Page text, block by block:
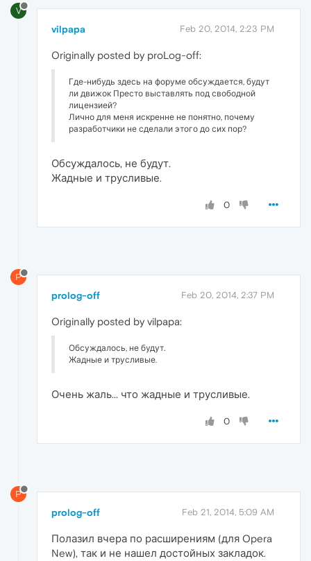
V
vilpapa Feb 20, 2014, 2:23 PM
Originally posted by proLog-off:
Где-нибудь здесь на форуме обсуждается, будут
ли движок Престо выставлять под свободной
лицензией?
Лично для меня искренне не понятно, почему
разработчики не сделали этого до сих пор?
Обсуждалось, не будут.
Жадные и трусливые.
0
P
prolog-off Feb 20, 2014, 2:37 PM
Originally posted by vilpapa:
Обсуждалось, не будут.
Жадные и трусливые.
Очень жаль... что жадные и трусливые.
0
P
prolog-off Feb 21, 2014, 5:09 AM
Полазил вчера по расширениям (для Opera
New), так и не нашел достойных закладок.